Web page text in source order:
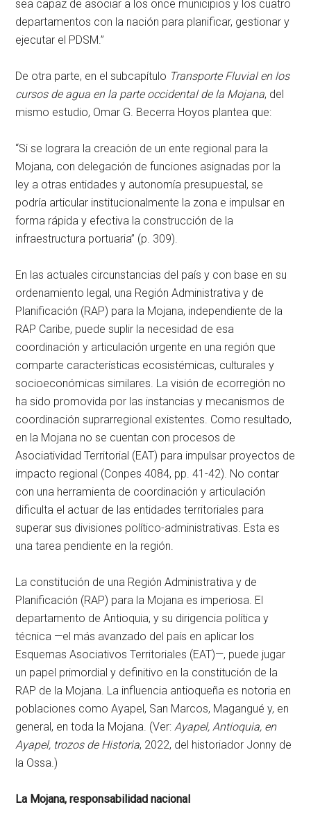
sea capaz de asociar a los once municipios y los cuatro
departamentos con la nación para planificar, gestionar y
ejecutar el PDSM.”
De otra parte, en el subcapítulo Transporte Fluvial en los
cursos de agua en la parte occidental de la Mojana, del
mismo estudio, Omar G. Becerra Hoyos plantea que:
“Si se lograra la creación de un ente regional para la
Mojana, con delegación de funciones asignadas por la
ley a otras entidades y autonomía presupuestal, se
podría articular institucionalmente la zona e impulsar en
forma rápida y efectiva la construcción de la
infraestructura portuaria” (p. 309).
En las actuales circunstancias del país y con base en su
ordenamiento legal, una Región Administrativa y de
Planificación (RAP) para la Mojana, independiente de la
RAP Caribe, puede suplir la necesidad de esa
coordinación y articulación urgente en una región que
comparte características ecosistémicas, culturales y
socioeconómicas similares. La visión de ecorregión no
ha sido promovida por las instancias y mecanismos de
coordinación suprarregional existentes. Como resultado,
en la Mojana no se cuentan con procesos de
Asociatividad Territorial (EAT) para impulsar proyectos de
impacto regional (Conpes 4084, pp. 41-42). No contar
con una herramienta de coordinación y articulación
dificulta el actuar de las entidades territoriales para
superar sus divisiones político-administrativas. Esta es
una tarea pendiente en la región.
La constitución de una Región Administrativa y de
Planificación (RAP) para la Mojana es imperiosa. El
departamento de Antioquia, y su dirigencia política y
técnica —el más avanzado del país en aplicar los
Esquemas Asociativos Territoriales (EAT)—, puede jugar
un papel primordial y definitivo en la constitución de la
RAP de la Mojana. La influencia antioqueña es notoria en
poblaciones como Ayapel, San Marcos, Magangué y, en
general, en toda la Mojana. (Ver:Ayapel, Antioquia, en
Ayapel, trozos de Historia, 2022, del historiador Jonny de
la Ossa.)
La Mojana, responsabilidad nacional